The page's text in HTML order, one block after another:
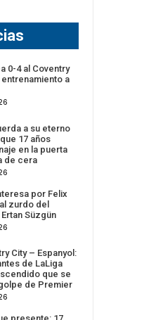
0-4 al Coventry
a
a su eterno
17 años
en la puerta
de cera
por Felix
zurdo del
Süzgün
City – Espanyol:
de LaLiga
que se
de Premier